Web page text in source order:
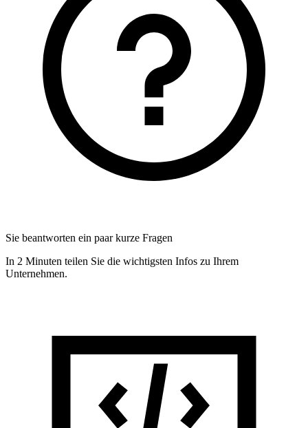
Sie beantworten ein paar kurze Fragen
In 2 Minuten teilen Sie die wichtigsten Infos zu Ihrem
Unternehmen.